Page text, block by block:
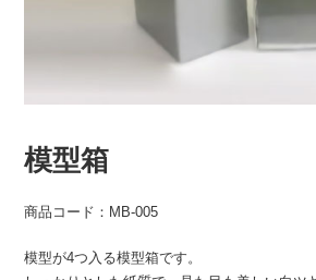
模型箱
商品コード：MB-005
模型が4つ入る模型箱です。